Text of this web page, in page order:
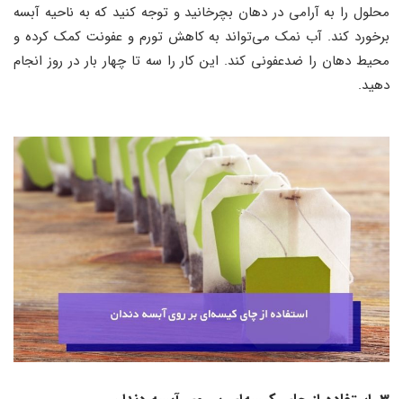
محلول را به آرامی در دهان بچرخانید و توجه کنید که به ناحیه آبسه
برخورد کند. آب نمک می‌تواند به کاهش تورم و عفونت کمک کرده و
محیط دهان را ضدعفونی کند. این کار را سه تا چهار بار در روز انجام
دهید.